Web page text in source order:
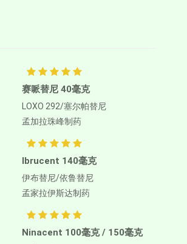
赛哌替尼 40毫克
LOXO 292/塞尔帕替尼
孟加拉珠峰制药
Ibrucent 140毫克
伊布替尼/依鲁替尼
孟家拉伊斯达制药
Ninacent 100毫克 / 150毫克